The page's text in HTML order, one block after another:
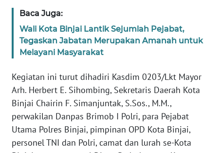
Baca Juga:
Wali Kota Binjai Lantik Sejumlah Pejabat,
Tegaskan Jabatan Merupakan Amanah untuk
Melayani Masyarakat
Kegiatan ini turut dihadiri Kasdim 0203/Lkt Mayor
Arh. Herbert E. Sihombing, Sekretaris Daerah Kota
Binjai Chairin F. Simanjuntak, S.Sos., M.M.,
perwakilan Danpas Brimob I Polri, para Pejabat
Utama Polres Binjai, pimpinan OPD Kota Binjai,
personel TNI dan Polri, camat dan lurah se-Kota
BENGKULU
WN
WN
JATENG
WN
NUSANTARA